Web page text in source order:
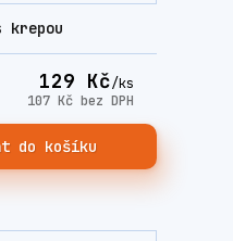
krepou
129 Kč/ks
107 Kč bez DPH
do košíku